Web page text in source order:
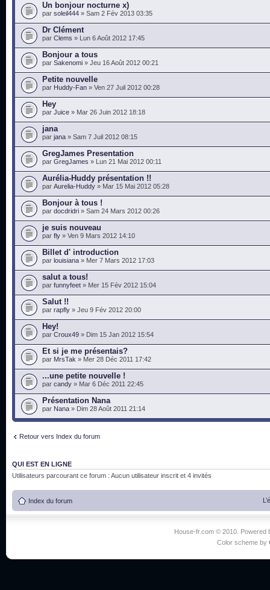
Un bonjour nocturne x)
par soleil444 » Sam 2 Fév 2013 03:35
Dr Clément
par Clems » Lun 6 Août 2012 17:45
Bonjour a tous
par Sakenomi » Jeu 16 Août 2012 00:21
Petite nouvelle
par Huddy-Fan » Ven 27 Juil 2012 00:28
Hey
par Juice » Mar 26 Juin 2012 18:18
jana
par jana » Sam 7 Juil 2012 08:15
GregJames Presentation
par GregJames » Lun 21 Mai 2012 00:11
Aurélia-Huddy présentation !!
par Aurelia-Huddy » Mar 15 Mai 2012 05:28
Bonjour à tous !
par docdridri » Sam 24 Mars 2012 00:26
je suis nouveau
par fly » Ven 9 Mars 2012 14:10
Billet d' introduction
par louisiana » Mer 7 Mars 2012 17:03
salut a tous!
par funnyfeet » Mer 15 Fév 2012 15:04
Salut !!
par rapfly » Jeu 9 Fév 2012 20:00
Hey!
par Croux49 » Dim 15 Jan 2012 15:54
Et si je me présentais?
par MrsTak » Mer 28 Déc 2011 17:42
...une petite nouvelle !
par candy » Mar 6 Déc 2011 22:45
Présentation Nana
par Nana » Dim 28 Août 2011 21:14
Retour vers Index du forum
QUI EST EN LIGNE
Utilisateurs parcourant ce forum : Aucun utilisateur inscrit et 4 invités
Index du forum
House-fr.com © 2010. Powered
Color scheme by